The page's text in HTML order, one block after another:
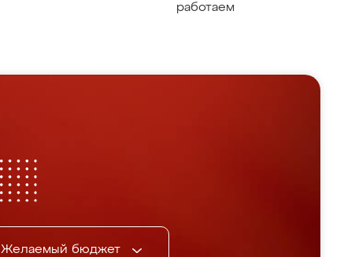
работаем
Желаемый бюджет